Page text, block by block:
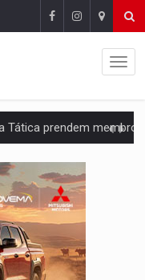
com a APAE para ampliar ações
no combate a drones durante
Em Itapuã do Oeste, CINEMAZÔNIA leva cinema
terá sábado (8) de calor intenso
30 anos de espera, asfalto chega ao